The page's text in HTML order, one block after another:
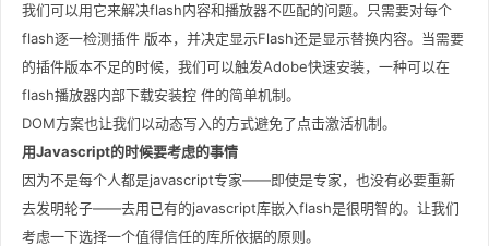
我们可以用它来解决flash内容和播放器不匹配的问题。只需要对每个
flash逐一检测插件 版本，并决定显示Flash还是显示替换内容。当需要
的插件版本不足的时候，我们可以触发Adobe快速安装，一种可以在
flash播放器内部下载安装控 件的简单机制。
DOM方案也让我们以动态写入的方式避免了点击激活机制。
用Javascript的时候要考虑的事情
因为不是每个人都是javascript专家——即使是专家，也没有必要重新
去发明轮子——去用已有的javascript库嵌入flash是很明智的。让我们
考虑一下选择一个值得信任的库所依据的原则。